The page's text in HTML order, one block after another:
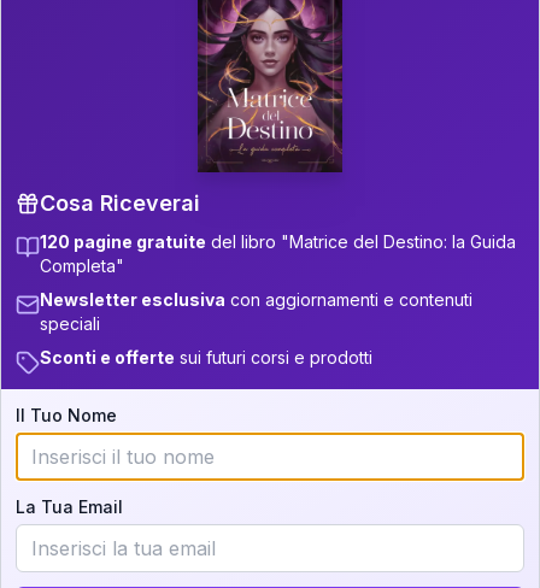
P.S. Interpretazione parziale
gratuita
Scorri più in basso per vedere
un'interpretazione parziale gratuita della tua
Iscriviti alla newsletter per ricevere
aggiornamenti quando sarà disponibile.
Cosa scoprirete nella vostra
interpretazione:
💕 Come rafforzare la vostra unione
Cosa Riceverai
120 pagine gratuite del libro "Matrice del Destino: la Guida
Completa"
Newsletter esclusiva con aggiornamenti e contenuti
speciali
Sconti e offerte sui futuri corsi e prodotti
Il Tuo Nome
La Tua Email